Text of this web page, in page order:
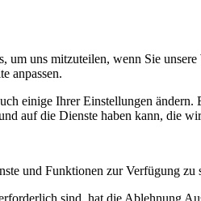
uns mitzuteilen, wenn Sie unsere
anpassen.
einige Ihrer Einstellungen ändern.
auf die Dienste haben kann, die
und Funktionen zur Verfügung zu
sind, hat die Ablehnung